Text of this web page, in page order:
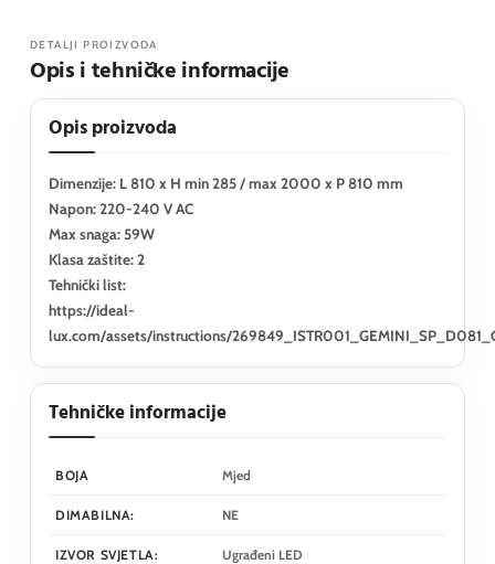
DETALJI PROIZVODA
Opis i tehničke informacije
Opis proizvoda
Dimenzije: L 810 x H min 285 / max 2000 x P 810 mm
Napon: 220-240 V AC
Max snaga: 59W
Klasa zaštite: 2
Tehnički list:
https://ideal-
lux.com/assets/instructions/
Tehničke informacije
BOJA Mjed
DIMABILNA: NE
IZVOR SVJETLA: Ugrađeni LED